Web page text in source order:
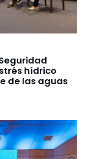
hídrico
de las aguas